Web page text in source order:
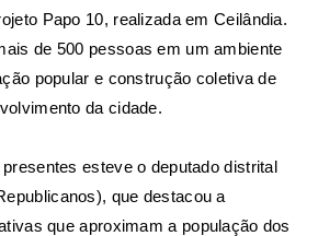
Papo 10, realizada em Ceilândia.
de 500 pessoas em um ambiente
popular e construção coletiva de
da cidade.
esteve o deputado distrital
que destacou a
que aproximam a população dos